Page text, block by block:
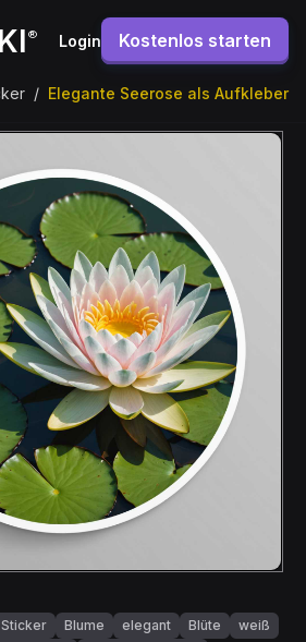
® Login Kostenlos starten
/ Elegante Seerose als Aufkleber
Sticker Blume elegant Blüte
weiß